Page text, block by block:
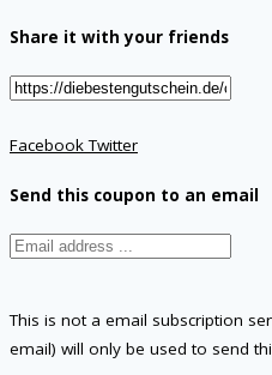
Share it with your friends
FacebookTwitter
Send this coupon to an email
This is not a email subscription
email) will only be used to send